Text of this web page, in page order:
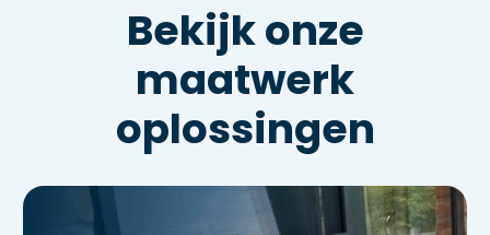
Bekijk onze
maatwerk
oplossingen